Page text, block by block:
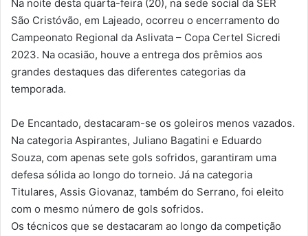
Na noite desta quarta-feira (20), na sede social da SER
São Cristóvão, em Lajeado, ocorreu o encerramento do
Campeonato Regional da Aslivata – Copa Certel Sicredi
2023. Na ocasião, houve a entrega dos prêmios aos
grandes destaques das diferentes categorias da
temporada.
De Encantado, destacaram-se os goleiros menos vazados.
Na categoria Aspirantes, Juliano Bagatini e Eduardo
Souza, com apenas sete gols sofridos, garantiram uma
defesa sólida ao longo do torneio. Já na categoria
Titulares, Assis Giovanaz, também do Serrano, foi eleito
com o mesmo número de gols sofridos.
Os técnicos que se destacaram ao longo da competição